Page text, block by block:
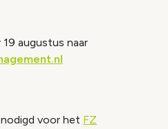
augustus naar
voor het FZ